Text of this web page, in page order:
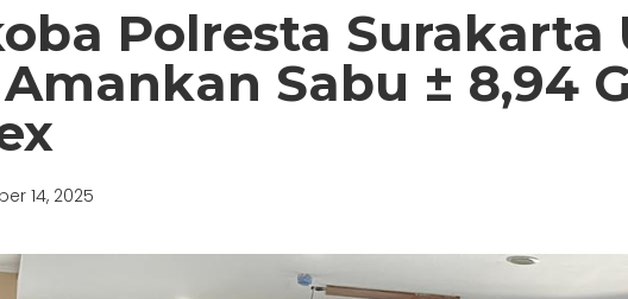
Polresta Surakarta
Sabu ± 8,94
14, 2025